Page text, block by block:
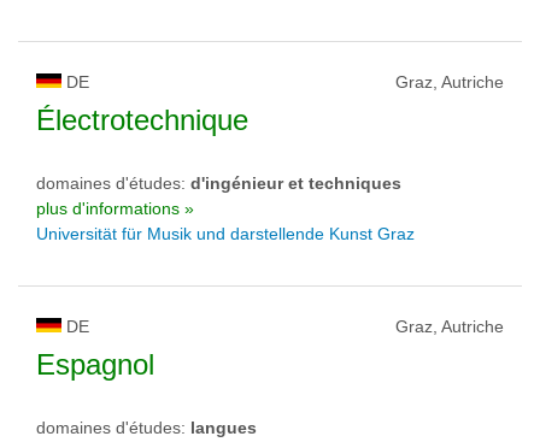
DE Graz, Autriche
Électrotechnique
domaines d'études: d'ingénieur et techniques
plus d'informations »
Universität für Musik und darstellende Kunst Graz
DE Graz, Autriche
Espagnol
domaines d'études: langues